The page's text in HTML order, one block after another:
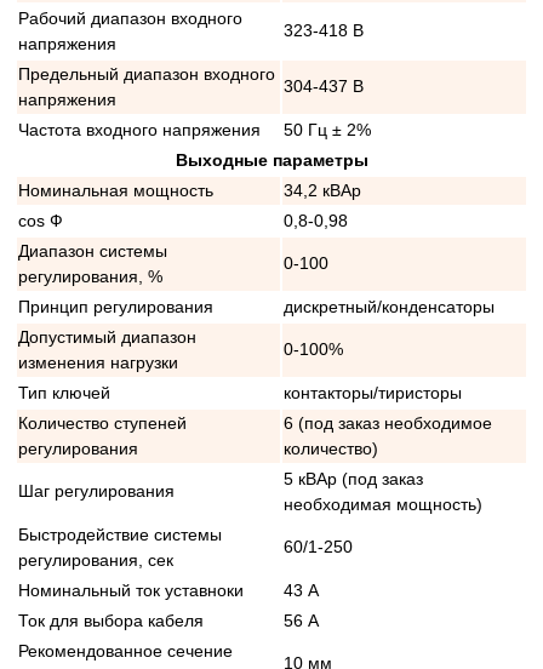
Рабочий диапазон входного
напряжения
323-418 В
Предельный диапазон входного
напряжения
304-437 В
Частота входного напряжения
50 Гц ± 2%
Выходные параметры
Номинальная мощность
34,2 кВАр
cos Ф
0,8-0,98
Диапазон системы
регулирования, %
0-100
Принцип регулирования
дискретный/конденсаторы
Допустимый диапазон
изменения нагрузки
0-100%
Тип ключей
контакторы/тиристоры
Количество ступеней
регулирования
6 (под заказ необходимое
количество)
Шаг регулирования
5 кВАр (под заказ
необходимая мощность)
Быстродействие системы
регулирования, сек
60/1-250
Номинальный ток уставноки
43 А
Ток для выбора кабеля
56 А
Рекомендованное сечение
10 мм